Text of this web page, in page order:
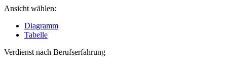
Ansicht wählen:
Diagramm
Tabelle
Verdienst nach Berufserfahrung